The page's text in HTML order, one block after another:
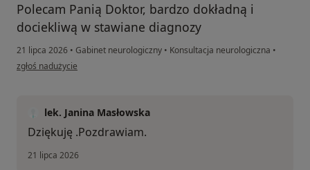
Polecam Panią Doktor, bardzo dokładną i
dociekliwą w stawiane diagnozy
21 lipca 2026 • Gabinet neurologiczny • Konsultacja neurologiczna •
w opinii użytkownika Kinga
zgłoś nadużycie
lek. Janina Masłowska
Dziękuję .Pozdrawiam.
21 lipca 2026